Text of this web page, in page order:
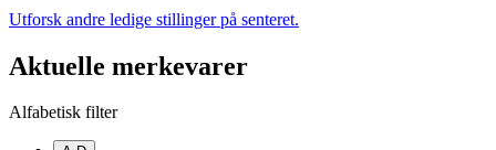
Utforsk andre ledige stillinger på senteret.
Aktuelle merkevarer
Alfabetisk filter